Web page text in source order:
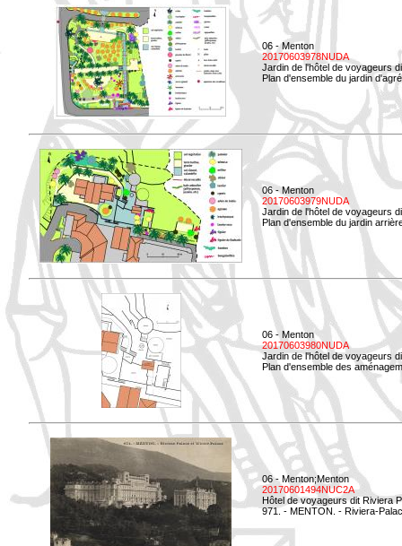
06 - Menton
20170603978NUDA
Jardin de l'hôtel de voyageurs
Plan d'ensemble du jardin
06 - Menton
20170603979NUDA
Jardin de l'hôtel de voyageurs
Plan d'ensemble du jardin
06 - Menton
20170603980NUDA
Jardin de l'hôtel de voyageurs
Plan d'ensemble des
06 - Menton;Menton
20170601494NUC2A
Hôtel de voyageurs dit Riviera
971. - MENTON. - Riviera-